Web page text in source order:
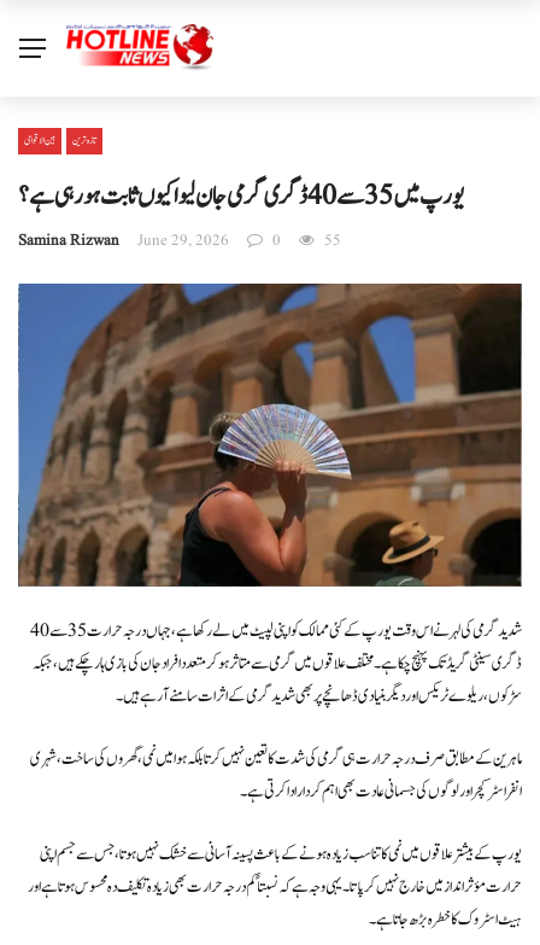
بین الا قوامی تازہ ترین
یورپ میں 35 سے 40 ڈگری گرمی جان لیوا کیوں ثابت ہو رہی ہے؟
Samina Rizwan June 29, 2026 0 55
شدید گرمی کی لہر نے اس وقت یورپ کے کئی ممالک کو اپنی لپیٹ میں لے رکھا ہے، جہاں درجہ حرارت 35 سے 40
ڈگری سینٹی گریڈ تک پہنچ چکا ہے۔ مختلف علاقوں میں گرمی سے متاثر ہو کر متعدد افراد جان کی بازی ہار چکے ہیں، جبکہ
سڑکوں، ریلوے ٹریکس اور دیگر بنیادی ڈھانچے پر بھی شدید گرمی کے اثرات سامنے آ رہے ہیں۔
ماہرین کے مطابق صرف درجہ حرارت ہی گرمی کی شدت کا تعین نہیں کرتا بلکہ ہوا میں نمی، گھروں کی ساخت، شہری
انفراسٹرکچر اور لوگوں کی جسمانی عادت بھی اہم کردار ادا کرتی ہے۔
یورپ کے بیشتر علاقوں میں نمی کا تناسب زیادہ ہونے کے باعث پسینہ آسانی سے خشک نہیں ہوتا، جس سے جسم اپنی
حرارت مؤثر انداز میں خارج نہیں کر پاتا۔ یہی وجہ ہے کہ نسبتاً کم درجہ حرارت بھی زیادہ تکلیف دہ محسوس ہوتا ہے اور
ہیٹ اسٹروک کا خطرہ بڑھ جاتا ہے۔